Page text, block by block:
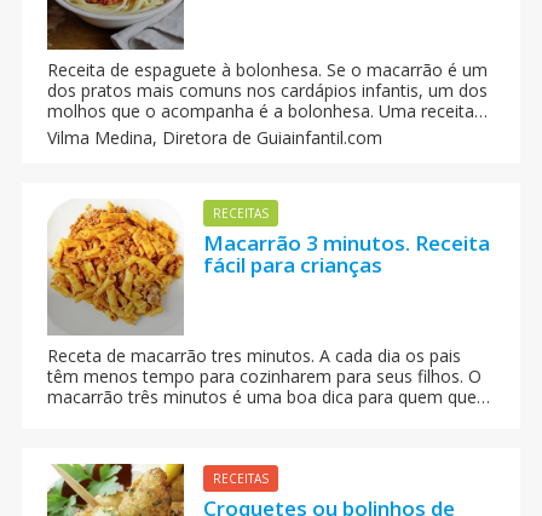
Receita de espaguete à bolonhesa. Se o macarrão é um
dos pratos mais comuns nos cardápios infantis, um dos
molhos que o acompanha é a bolonhesa. Uma receita
que vem da região de Bologna, de onde traz o seu
nome. Aprenda a fazer essa deliciosa receita.
Vilma Medina, Diretora de Guiainfantil.com
RECEITAS
Macarrão 3 minutos. Receita
fácil para crianças
Receta de macarrão tres minutos. A cada dia os pais
têm menos tempo para cozinharem para seus filhos. O
macarrão três minutos é uma boa dica para quem quer
RECEITAS
Croquetes ou bolinhos de